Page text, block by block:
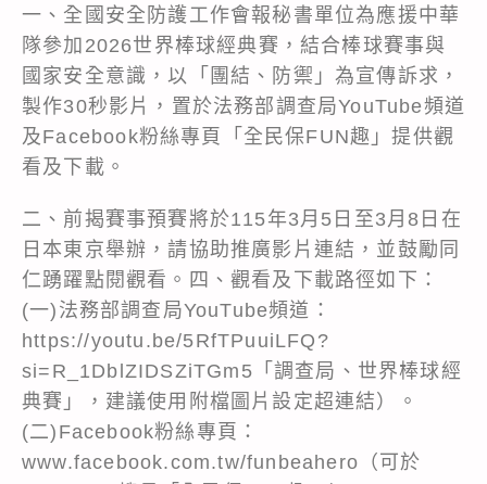
一、全國安全防護工作會報秘書單位為應援中華
隊參加2026世界棒球經典賽，結合棒球賽事與
國家安全意識，以「團結、防禦」為宣傳訴求，
製作30秒影片，置於法務部調查局YouTube頻道
及Facebook粉絲專頁「全民保FUN趣」提供觀
看及下載。
二、前揭賽事預賽將於115年3月5日至3月8日在
日本東京舉辦，請協助推廣影片連結，並鼓勵同
仁踴躍點閱觀看。四、觀看及下載路徑如下：
(一)法務部調查局YouTube頻道：
https://youtu.be/5RfTPuuiLFQ?
si=R_1DblZIDSZiTGm5「調查局、世界棒球經
典賽」，建議使用附檔圖片設定超連結）。
(二)Facebook粉絲專頁：
www.facebook.com.tw/funbeahero（可於